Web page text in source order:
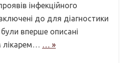
інфекційного
до для діагностики
були вперше описані
лікарем… … »